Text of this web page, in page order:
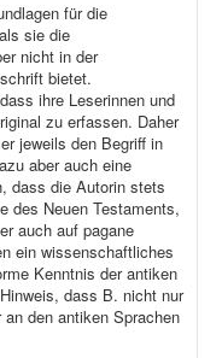
für die
sie die
nicht in der
bietet.
ihre Leserinnen und
zu erfassen. Daher
jeweils den Begriff in
aber auch eine
dass die Autorin stets
des Neuen Testaments,
auch auf pagane
ein wissenschaftliches
Kenntnis der antiken
dass B. nicht nur
den antiken Sprachen